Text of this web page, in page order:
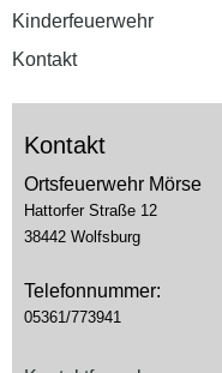
Kinderfeuerwehr
Kontakt
Kontakt
Ortsfeuerwehr Mörse
Hattorfer Straße 12
38442 Wolfsburg
Telefonnummer:
05361/773941